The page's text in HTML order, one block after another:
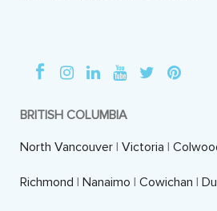
BRITISH COLUMBIA
North Vancouver | Victoria |
Richmond | Nanaimo | Cowichan |